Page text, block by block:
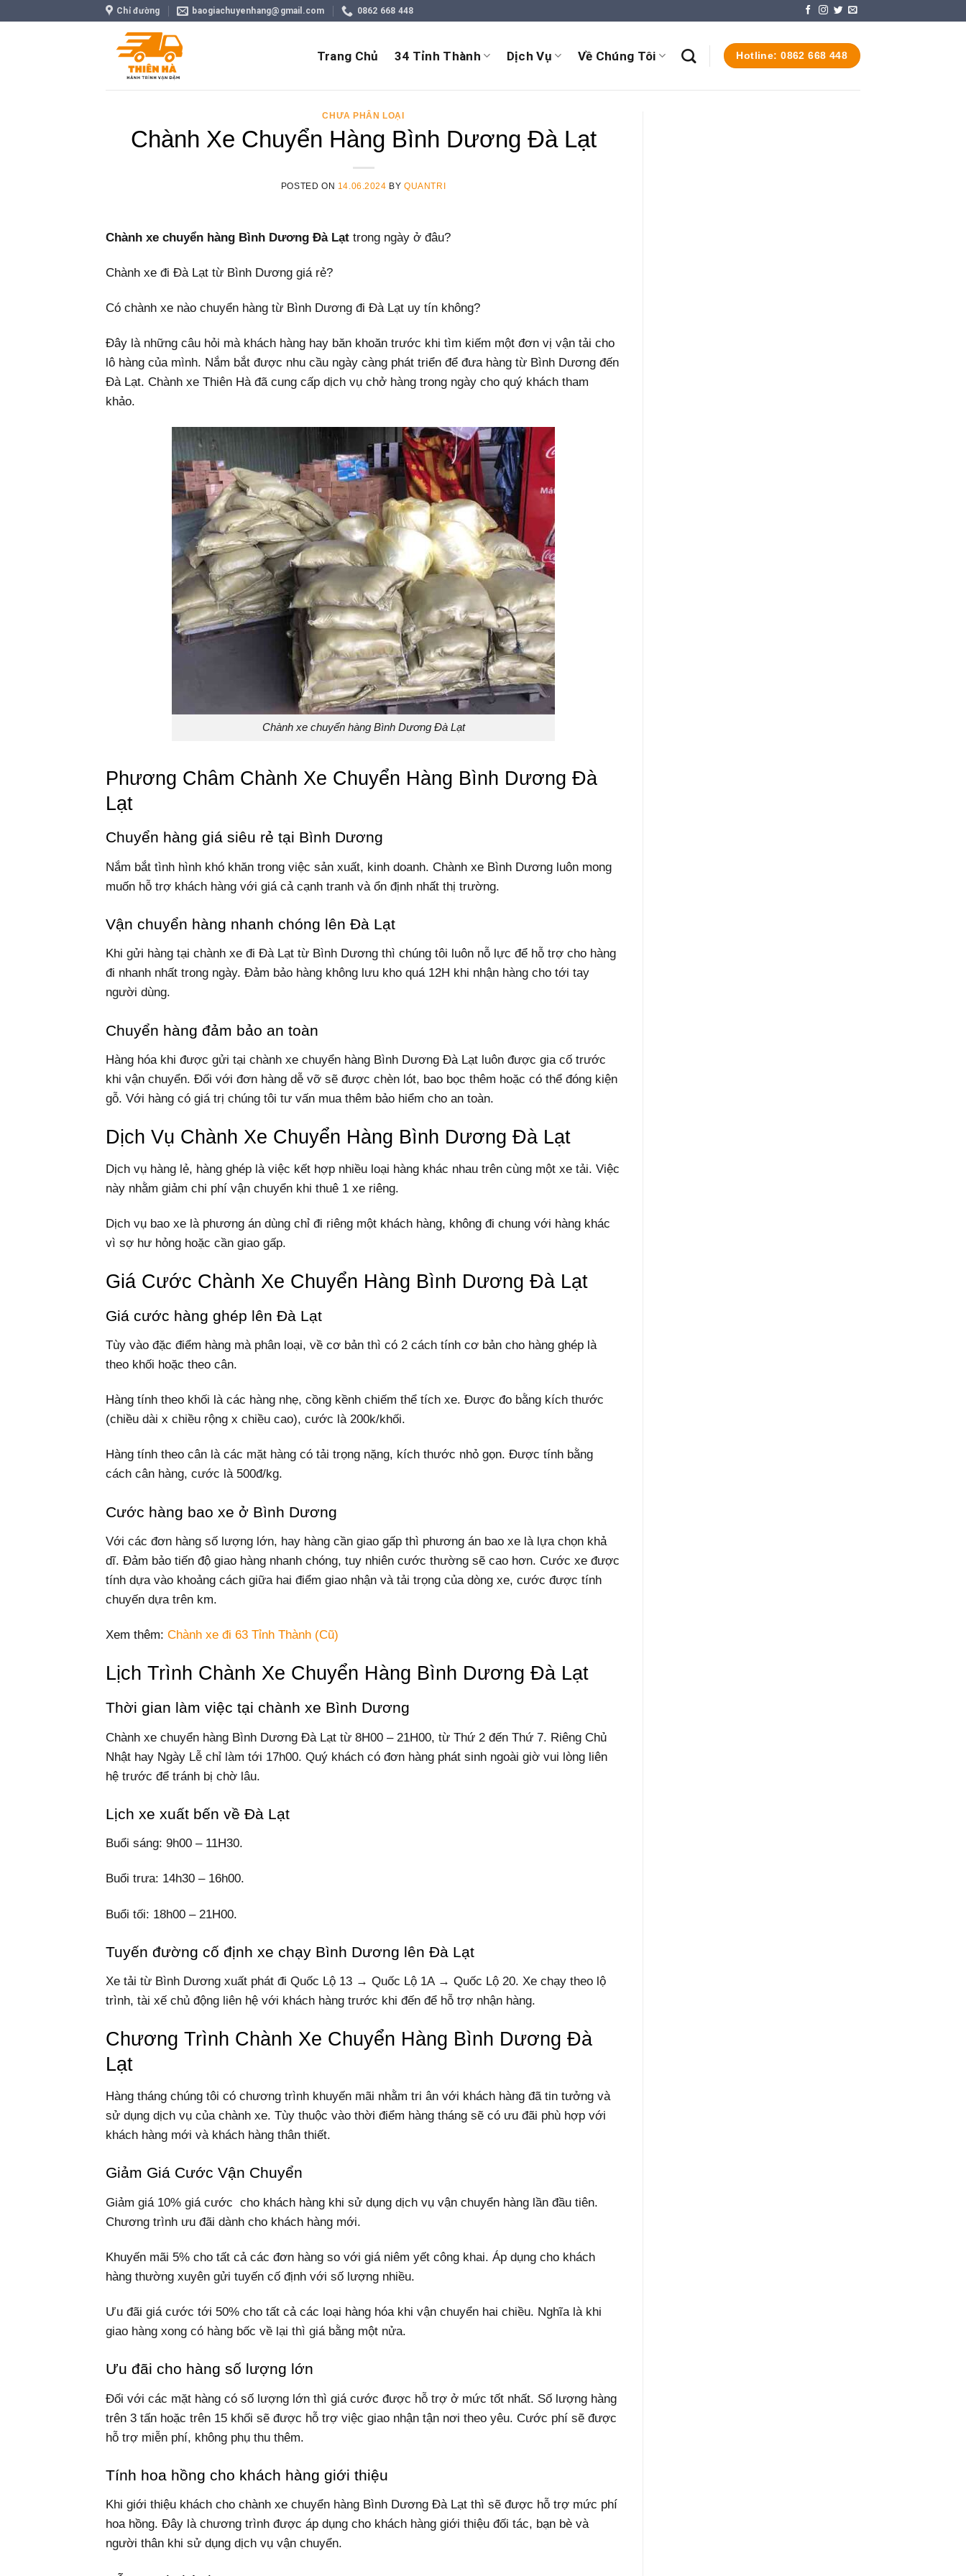
Chỉ đường baogiachuyenhang@gmail.com 0862 668 448
Trang Chủ 34 Tỉnh Thành Dịch Vụ Về Chúng Tôi Hotline: 0862 668 448
CHƯA PHÂN LOẠI
Chành Xe Chuyển Hàng Bình Dương Đà Lạt
POSTED ON 14.06.2024 BYQUANTRI
Chành xe chuyển hàng Bình Dương Đà Lạt trong ngày ở đâu?
Chành xe đi Đà Lạt từ Bình Dương giá rẻ?
Có chành xe nào chuyển hàng từ Bình Dương đi Đà Lạt uy tín không?
Đây là những câu hỏi mà khách hàng hay băn khoăn trước khi tìm kiếm một đơn vị vận tải cho
lô hàng của mình. Nắm bắt được nhu cầu ngày càng phát triển để đưa hàng từ Bình Dương đến
Đà Lạt. Chành xe Thiên Hà đã cung cấp dịch vụ chở hàng trong ngày cho quý khách tham
khảo.
Chành xe chuyển hàng Bình Dương Đà Lạt
Phương Châm Chành Xe Chuyển Hàng Bình Dương Đà
Lạt
Chuyển hàng giá siêu rẻ tại Bình Dương
Nắm bắt tình hình khó khăn trong việc sản xuất, kinh doanh. Chành xe Bình Dương luôn mong
muốn hỗ trợ khách hàng với giá cả cạnh tranh và ổn định nhất thị trường.
Vận chuyển hàng nhanh chóng lên Đà Lạt
Khi gửi hàng tại chành xe đi Đà Lạt từ Bình Dương thì chúng tôi luôn nỗ lực để hỗ trợ cho hàng
đi nhanh nhất trong ngày. Đảm bảo hàng không lưu kho quá 12H khi nhận hàng cho tới tay
người dùng.
Chuyển hàng đảm bảo an toàn
Hàng hóa khi được gửi tại chành xe chuyển hàng Bình Dương Đà Lạt luôn được gia cố trước
khi vận chuyển. Đối với đơn hàng dễ vỡ sẽ được chèn lót, bao bọc thêm hoặc có thể đóng kiện
gỗ. Với hàng có giá trị chúng tôi tư vấn mua thêm bảo hiểm cho an toàn.
Dịch Vụ Chành Xe Chuyển Hàng Bình Dương Đà Lạt
Dịch vụ hàng lẻ, hàng ghép là việc kết hợp nhiều loại hàng khác nhau trên cùng một xe tải. Việc
này nhằm giảm chi phí vận chuyển khi thuê 1 xe riêng.
Dịch vụ bao xe là phương án dùng chỉ đi riêng một khách hàng, không đi chung với hàng khác
vì sợ hư hỏng hoặc cần giao gấp.
Giá Cước Chành Xe Chuyển Hàng Bình Dương Đà Lạt
Giá cước hàng ghép lên Đà Lạt
Tùy vào đặc điểm hàng mà phân loại, về cơ bản thì có 2 cách tính cơ bản cho hàng ghép là
theo khối hoặc theo cân.
Hàng tính theo khối là các hàng nhẹ, cồng kềnh chiếm thể tích xe. Được đo bằng kích thước
(chiều dài x chiều rộng x chiều cao), cước là 200k/khối.
Hàng tính theo cân là các mặt hàng có tải trọng nặng, kích thước nhỏ gọn. Được tính bằng
cách cân hàng, cước là 500đ/kg.
Cước hàng bao xe ở Bình Dương
Với các đơn hàng số lượng lớn, hay hàng cần giao gấp thì phương án bao xe là lựa chọn khả
dĩ. Đảm bảo tiến độ giao hàng nhanh chóng, tuy nhiên cước thường sẽ cao hơn. Cước xe được
tính dựa vào khoảng cách giữa hai điểm giao nhận và tải trọng của dòng xe, cước được tính
chuyến dựa trên km.
Xem thêm: Chành xe đi 63 Tỉnh Thành (Cũ)
Lịch Trình Chành Xe Chuyển Hàng Bình Dương Đà Lạt
Thời gian làm việc tại chành xe Bình Dương
Chành xe chuyển hàng Bình Dương Đà Lạt từ 8H00 – 21H00, từ Thứ 2 đến Thứ 7. Riêng Chủ
Nhật hay Ngày Lễ chỉ làm tới 17h00. Quý khách có đơn hàng phát sinh ngoài giờ vui lòng liên
hệ trước để tránh bị chờ lâu.
Lịch xe xuất bến về Đà Lạt
Buổi sáng: 9h00 – 11H30.
Buổi trưa: 14h30 – 16h00.
Buổi tối: 18h00 – 21H00.
Tuyến đường cố định xe chạy Bình Dương lên Đà Lạt
Xe tải từ Bình Dương xuất phát đi Quốc Lộ 13 → Quốc Lộ 1A → Quốc Lộ 20. Xe chạy theo lộ
trình, tài xế chủ động liên hệ với khách hàng trước khi đến để hỗ trợ nhận hàng.
Chương Trình Chành Xe Chuyển Hàng Bình Dương Đà
Lạt
Hàng tháng chúng tôi có chương trình khuyến mãi nhằm tri ân với khách hàng đã tin tưởng và
sử dụng dịch vụ của chành xe. Tùy thuộc vào thời điểm hàng tháng sẽ có ưu đãi phù hợp với
khách hàng mới và khách hàng thân thiết.
Giảm Giá Cước Vận Chuyển
Giảm giá 10% giá cước cho khách hàng khi sử dụng dịch vụ vận chuyển hàng lần đầu tiên.
Chương trình ưu đãi dành cho khách hàng mới.
Khuyến mãi 5% cho tất cả các đơn hàng so với giá niêm yết công khai. Áp dụng cho khách
hàng thường xuyên gửi tuyến cố định với số lượng nhiều.
Ưu đãi giá cước tới 50% cho tất cả các loại hàng hóa khi vận chuyển hai chiều. Nghĩa là khi
giao hàng xong có hàng bốc về lại thì giá bằng một nửa.
Ưu đãi cho hàng số lượng lớn
Đối với các mặt hàng có số lượng lớn thì giá cước được hỗ trợ ở mức tốt nhất. Số lượng hàng
trên 3 tấn hoặc trên 15 khối sẽ được hỗ trợ việc giao nhận tận nơi theo yêu. Cước phí sẽ được
hỗ trợ miễn phí, không phụ thu thêm.
Tính hoa hồng cho khách hàng giới thiệu
Khi giới thiệu khách cho chành xe chuyển hàng Bình Dương Đà Lạt thì sẽ được hỗ trợ mức phí
hoa hồng. Đây là chương trình được áp dụng cho khách hàng giới thiệu đối tác, bạn bè và
người thân khi sử dụng dịch vụ vận chuyển.